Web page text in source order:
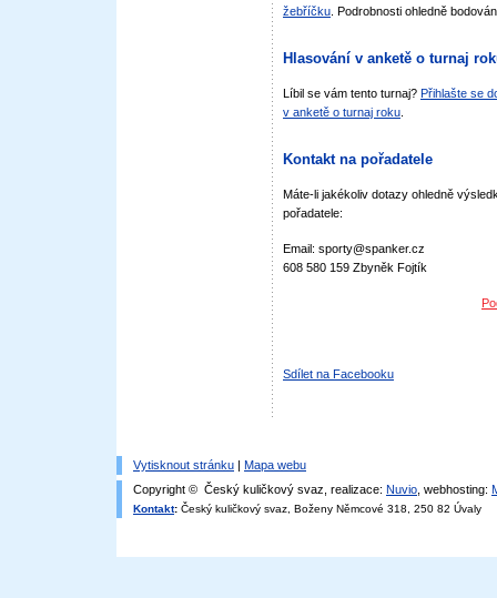
žebříčku . Podrobnosti ohledně
Hlasování v anketě o turnaj
Líbil se vám tento turnaj? Přihlašte se
v anketě o turnaj roku
Kontakt na pořadatele
Máte-li jakékoliv dotazy ohledně
pořadatele:
Email: sporty@spanker.cz
608 580 159 Zbyněk Fojtík
Sdílet na Facebooku
Vytisknout stránku | Mapa webu
Copyright © Český kuličkový svaz, realizace: Nuvio , webhosting:
Kontakt: Český kuličkový svaz, Boženy Němcové 318, 250 82 Úvaly